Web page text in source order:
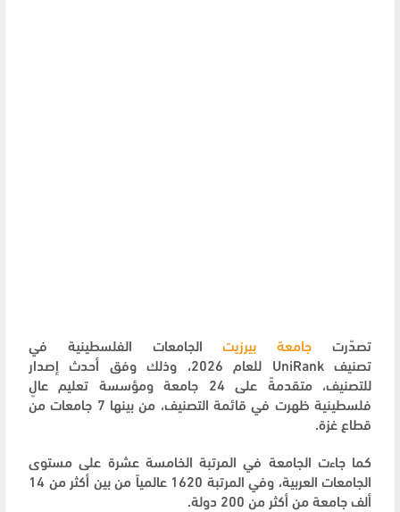
تصدّرتجامعة بيرزيتالجامعات الفلسطينية في
تصنيف UniRank للعام 2026، وذلك وفق أحدث إصدار
للتصنيف، متقدمةً على 24 جامعة ومؤسسة تعليم عالٍ
فلسطينية ظهرت في قائمة التصنيف، من بينها 7 جامعات من
قطاع غزة.
كما جاءت الجامعة في المرتبة الخامسة عشرة على مستوى
الجامعات العربية، وفي المرتبة 1620 عالمياً من بين أكثر من 14
ألف جامعة من أكثر من 200 دولة.